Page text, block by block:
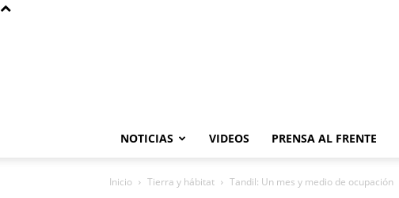
NOTICIAS VIDEOS PRENSA AL FRENTE
Inicio Tierra y hábitat Tandil: Un mes y medio de ocupación